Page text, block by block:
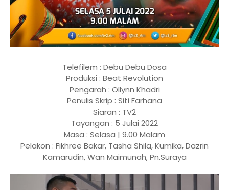
Telefilem : Debu Debu Dosa
Produksi : Beat Revolution
Pengarah : Ollynn Khadri
Penulis Skrip : Siti Farhana
Siaran : TV2
Tayangan : 5 Julai 2022
Masa : Selasa | 9.00 Malam
Pelakon : Fikhree Bakar, Tasha Shila, Kumika, Dazrin
Kamarudin, Wan Maimunah, Pn.Suraya